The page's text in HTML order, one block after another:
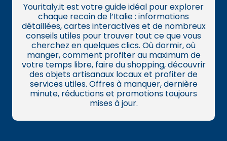
Youritaly.it est votre guide idéal pour explorer
chaque recoin de l’Italie : informations
détaillées, cartes interactives et de nombreux
conseils utiles pour trouver tout ce que vous
cherchez en quelques clics. Où dormir, où
manger, comment profiter au maximum de
votre temps libre, faire du shopping, découvrir
des objets artisanaux locaux et profiter de
services utiles. Offres à manquer, dernière
minute, réductions et promotions toujours
mises à jour.